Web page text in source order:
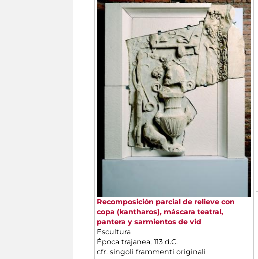
Recomposición parcial de relieve con
copa (kantharos), máscara teatral,
pantera y sarmientos de vid
Escultura
Época trajanea, 113 d.C.
cfr. singoli frammenti originali